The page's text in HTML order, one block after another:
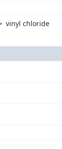
vinyl chloride